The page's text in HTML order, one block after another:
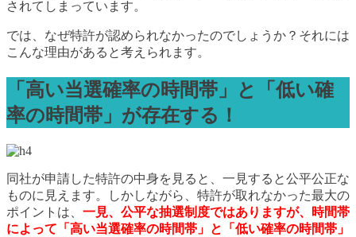
されてしまっています。
では、なぜ特許が認められなかったのでしょうか？それには
こんな理由があると考えられます。
「高い当選確率の時間帯」と「低い確
率の時間帯」が存在する！
同社が申請した特許の中身を見ると、一見すると公平公正な
ものに見えます。しかしながら、特許が取れなかった最大の
ポイントは、 一見、公平な抽選制度ではありますが、時間帯
によって「高い当選確率の時間帯」と「低い確率の時間帯」